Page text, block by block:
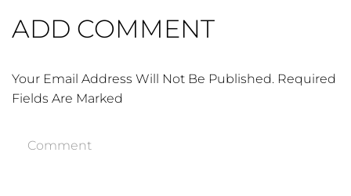
ADD COMMENT
Your Email Address Will Not Be Published. Required
Fields Are Marked